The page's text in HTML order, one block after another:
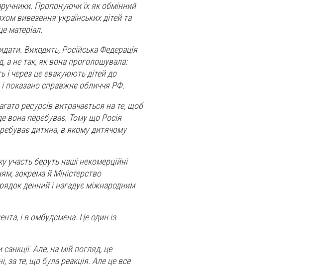
Пропонуючи їх як обмінний
вивезення українських дітей та
матеріал.
Виходить, Російська Федерація
а не так, як вона проголошувала:
і через це евакуюють дітей до
і показано справжнє обличчя РФ.
ресурсів витрачається на те, щоб
вона перебуває. Тому що Росія
дитина, в якому дитячому
участь беруть наші некомерційні
зокрема й Міністерство
денний і нагадує міжнародним
і в омбудсмена. Це один із
Але, на мій погляд, це
за те, що була реакція. Але це все